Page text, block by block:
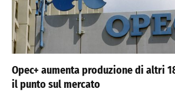
Opec+ aumenta produzione di altri
il punto sul mercato